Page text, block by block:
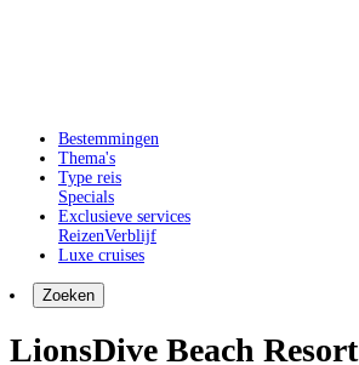
Bestemmingen
Thema's
Type reis
Specials
Exclusieve services
ReizenVerblijf
Luxe cruises
Zoeken
LionsDive Beach Resort